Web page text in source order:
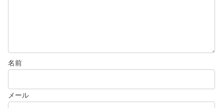
名前
メール